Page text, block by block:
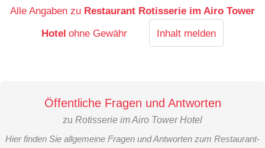
Alle Angaben zu Restaurant Rotisserie im Airo Tower
Hotel ohne Gewähr Inhalt melden
Öffentliche Fragen und Antworten
zu Rotisserie im Airo Tower Hotel
Hier finden Sie allgemeine Fragen und Antworten zum Restaurant-